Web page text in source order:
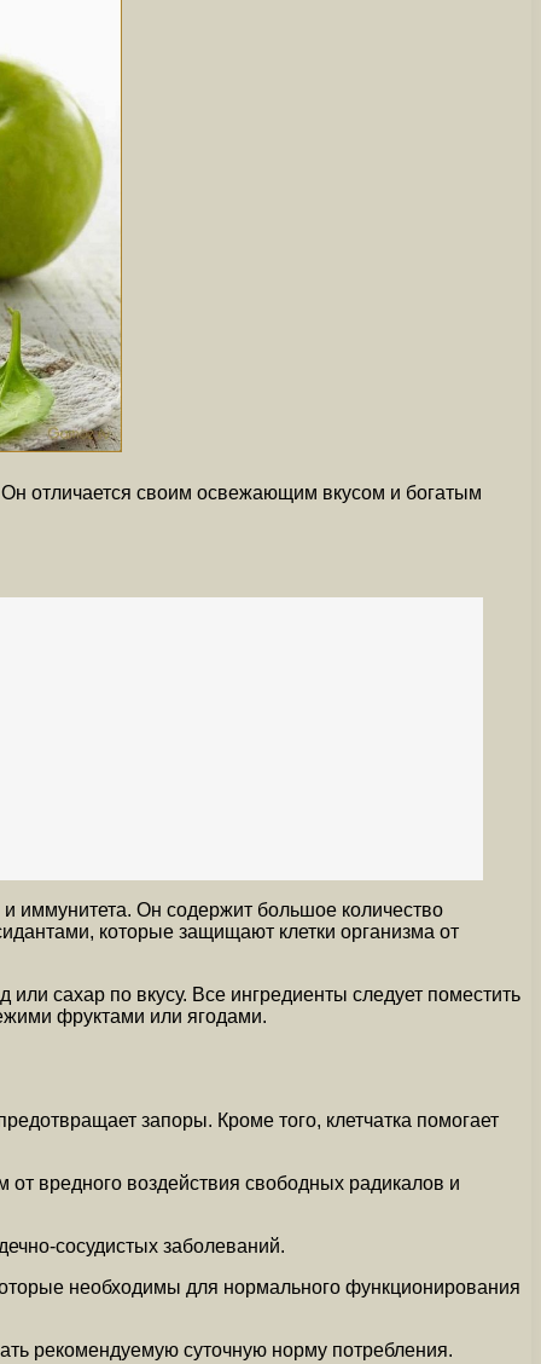
отличается своим освежающим вкусом и богатым
иммунитета. Он содержит большое количество
которые защищают клетки организма от
сахар по вкусу. Все ингредиенты следует поместить
фруктами или ягодами.
запоры. Кроме того, клетчатка помогает
вредного воздействия свободных радикалов и
сосудистых заболеваний.
необходимы для нормального функционирования
рекомендуемую суточную норму потребления.